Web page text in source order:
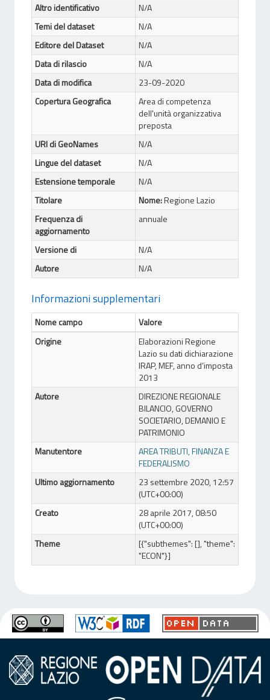
Altro identificativo
N/A
Temi del dataset
N/A
Editore del Dataset
N/A
Data di rilascio
N/A
Data di modifica
23-09-2020
Copertura Geografica
Area di competenza
dell'unità organizzativa
preposta
URI di GeoNames
N/A
Lingue del dataset
N/A
Estensione temporale
N/A
Titolare
Nome:Regione Lazio
Frequenza di
aggiornamento
annuale
Versione di
N/A
Autore
N/A
Informazioni supplementari
Nome campo
Valore
Origine
Elaborazioni Regione
Lazio su dati dichiarazione
IRAP, MEF, anno d’imposta
2013
Autore
DIREZIONE REGIONALE
BILANCIO, GOVERNO
SOCIETARIO, DEMANIO E
PATRIMONIO
Manutentore
AREA TRIBUTI, FINANZA E
FEDERALISMO
Ultimo aggiornamento
23 settembre 2020, 12:57
(UTC+00:00)
Creato
28 aprile 2017, 08:50
(UTC+00:00)
Theme
[{"subthemes": [], "theme":
"ECON"}]